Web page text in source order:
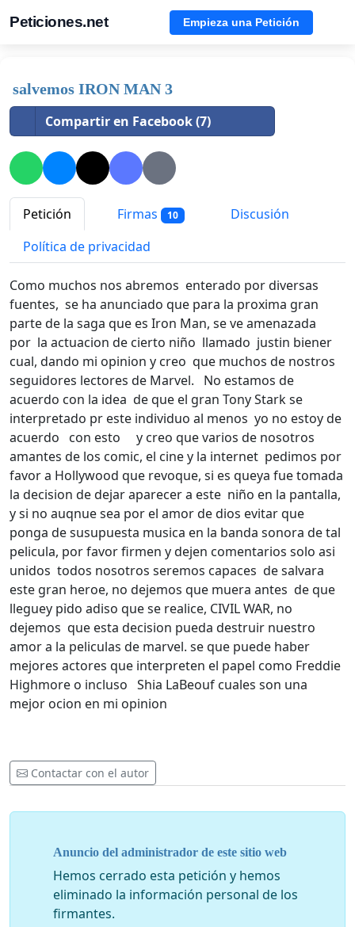
Peticiones.net Empieza una Petición
salvemos IRON MAN 3
Compartir en Facebook (7)
Petición Firmas 10
Discusión
Política de privacidad
Como muchos nos abremos enterado por diversas
fuentes, se ha anunciado que para la proxima gran
parte de la saga que es Iron Man, se ve amenazada
por la actuacion de cierto niño llamado justin biener
cual, dando mi opinion y creo que muchos de nostros
seguidores lectores de Marvel. No estamos de
acuerdo con la idea de que el gran Tony Stark se
interpretado pr este individuo al menos yo no estoy de
acuerdo con esto y creo que varios de nosotros
amantes de los comic, el cine y la internet pedimos por
favor a Hollywood que revoque, si es queya fue tomada
la decision de dejar aparecer a este niño en la pantalla,
y si no auqnue sea por el amor de dios evitar que
ponga de susupuesta musica en la banda sonora de tal
pelicula, por favor firmen y dejen comentarios solo asi
unidos todos nosotros seremos capaces de salvara
este gran heroe, no dejemos que muera antes de que
lleguey pido adiso que se realice, CIVIL WAR, no
dejemos que esta decision pueda destruir nuestro
amor a la peliculas de marvel. se que puede haber
mejores actores que interpreten el papel como Freddie
Highmore o incluso Shia LaBeouf cuales son una
mejor ocion en mi opinion
Contactar con el autor
Anuncio del administrador de este sitio web
Hemos cerrado esta petición y hemos
eliminado la información personal de los
firmantes.